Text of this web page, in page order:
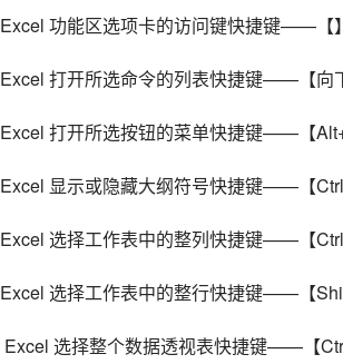
Excel 功能区选项卡的访问键快捷键——【】
Excel 打开所选命令的列表快捷键——【向
Excel 打开所选按钮的菜单快捷键——【Alt+
Excel 显示或隐藏大纲符号快捷键——【
Excel 选择工作表中的整列快捷键——【
Excel 选择工作表中的整行快捷键——【
Excel 选择整个数据透视表快捷键——【